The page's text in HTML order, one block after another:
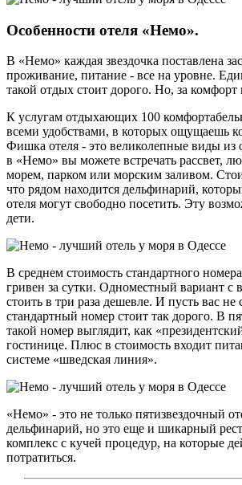
Особенности отеля «Немо».
В «Немо» каждая звездочка поставлена
проживание, питание - все на уровне.
такой отдых стоит дорого. Но, за
К услугам отдыхающих 100
всеми удобствами, в которых ощущаешь
Фишка отеля - это великолепные виды из
в «Немо» вы можете встречать рассвет,
морем, парком или морским заливом.
что рядом находится дельфинарий,
отеля могут свободно посетить. Эту
дети.
В среднем стоимость стандартного
гривен за сутки. Одноместный вариант с
стоить в три раза дешевле. И пусть вас не
стандартный номер стоит так дорого. В
такой номер выглядит, как
гостинице. Плюс в стоимость входит
системе «шведская линия».
«Немо» - это не только пятизвездочный
дельфинарий, но это еще и шикарный
комплекс с кучей процедур, на которые
потратиться.